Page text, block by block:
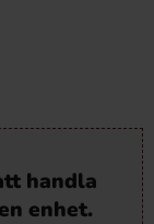
handla
enhet.